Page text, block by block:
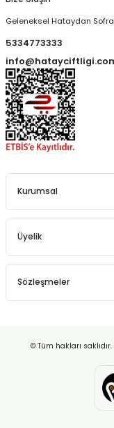
Geleneksel Hataydan
5334773333
Kurumsal
Üyelik
Sözleşmeler
© Tüm hakları